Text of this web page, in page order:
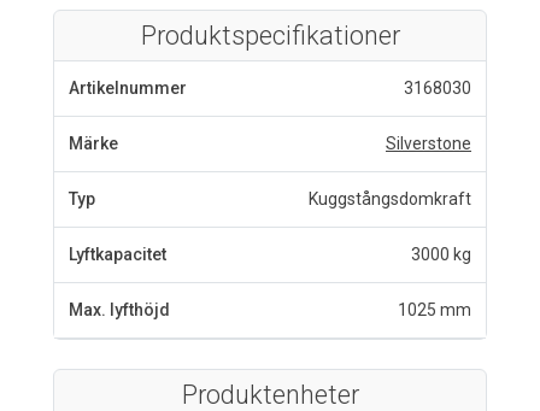
Produktspecifikationer
Artikelnummer 3168030
Märke Silverstone
Typ Kuggstångsdomkraft
Lyftkapacitet 3000 kg
Max. lyfthöjd 1025 mm
Produktenheter